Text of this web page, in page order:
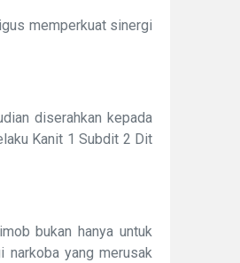
memperkuat sinergi
diserahkan kepada
Kanit 1 Subdit 2 Dit
bukan hanya untuk
narkoba yang merusak